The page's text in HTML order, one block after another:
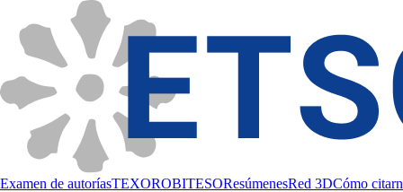
Examen de autoríasTEXOROBITESOResúmenesRed 3DCómo